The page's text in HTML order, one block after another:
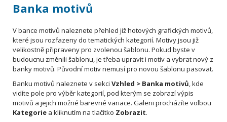
Banka motivů
V bance motivů naleznete přehled již hotových grafických motivů,
které jsou rozřazeny do tematických kategorií. Motivy jsou již
velikostně připraveny pro zvolenou šablonu. Pokud byste v
budoucnu změnili šablonu, je třeba upravit i motiv a vybrat nový z
banky motivů. Původní motiv nemusí pro novou šablonu pasovat.
Banku motivů naleznete v sekci Vzhled > Banka motivů, kde
vidíte pole pro výběr kategorií, pod kterým se zobrazí výpis
motivů a jejich možné barevné variace. Galerii procházíte volbou
Kategorie a kliknutím na tlačítko Zobrazit.